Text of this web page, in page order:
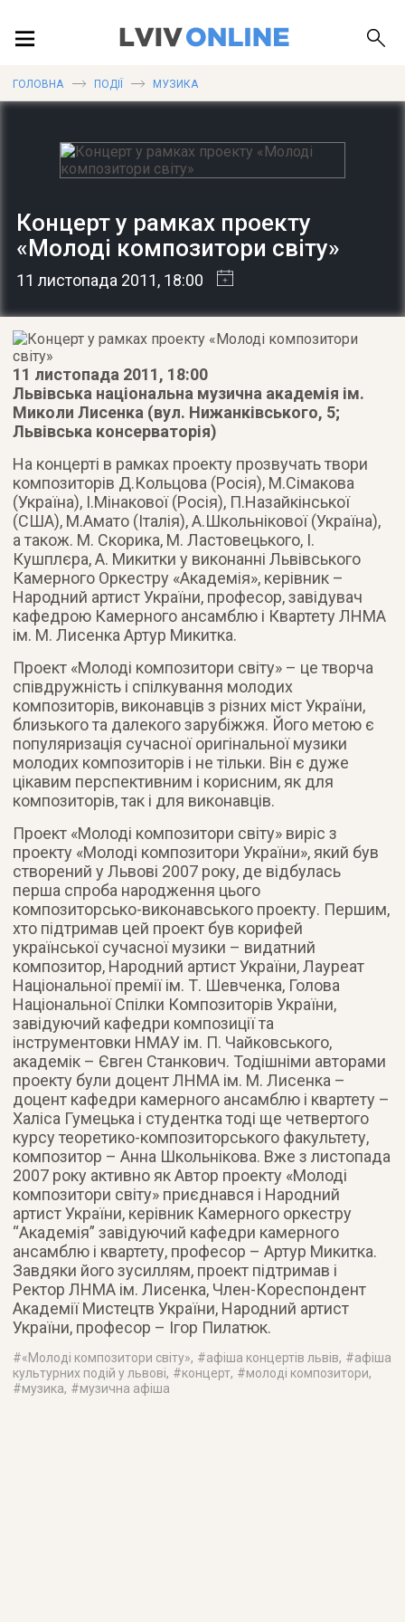
ПУБЛІКАЦІЇ
ДОВІДКА
ГОЛОВНА ПОДІЇ МУЗИКА
Концерт у рамках проекту
«Молоді композитори світу»
11 листопада 2011, 18:00
11 листопада 2011, 18:00
Львівська національна музична академія ім.
Миколи Лисенка (вул. Нижанківського, 5;
Львівська консерваторія)
На концерті в рамках проекту прозвучать твори
композиторів Д.Кольцова (Росія), М.Сімакова
(Україна), І.Мінакової (Росія), П.Назайкінської
(США), М.Амато (Італія), А.Школьнікової (Україна),
а також. М. Скорика, М. Ластовецького, І.
Кушплєра, А. Микитки у виконанні Львівського
Камерного Оркестру «Академія», керівник –
Народний артист України, професор, завідувач
кафедрою Камерного ансамблю і Квартету ЛНМА
ім. М. Лисенка Артур Микитка.
Проект «Молоді композитори світу» – це творча
співдружність і спілкування молодих
композиторів, виконавців з різних міст України,
близького та далекого зарубіжжя. Його метою є
популяризація сучасної оригінальної музики
молодих композиторів і не тільки. Він є дуже
цікавим перспективним і корисним, як для
композиторів, так і для виконавців.
Проект «Молоді композитори світу» виріс з
проекту «Молоді композитори України», який був
створений у Львові 2007 року, де відбулась
перша спроба народження цього
композиторсько-виконавського проекту. Першим,
хто підтримав цей проект був корифей
української сучасної музики – видатний
композитор, Народний артист України, Лауреат
Національної премії ім. Т. Шевченка, Голова
Національної Спілки Композиторів України,
завідуючий кафедри композиції та
інструментовки НМАУ ім. П. Чайковського,
академік – Євген Станкович. Тодішніми авторами
проекту були доцент ЛНМА ім. М. Лисенка –
доцент кафедри камерного ансамблю і квартету –
Халіса Гумецька і студентка тоді ще четвертого
курсу теоретико-композиторського факультету,
композитор – Анна Школьнікова. Вже з листопада
2007 року активно як Автор проекту «Молоді
композитори світу» приєднався і Народний
артист України, керівник Камерного оркестру
“Академія” завідуючий кафедри камерного
ансамблю і квартету, професор – Артур Микитка.
Завдяки його зусиллям, проект підтримав і
Ректор ЛНМА ім. Лисенка, Член-Кореспондент
Академії Мистецтв України, Народний артист
України, професор – Ігор Пилатюк.
#«Молоді композитори світу», #афіша концертів львів, #афіша
культурних подій у львові, #концерт, #молоді композитори,
#музика, #музична афіша